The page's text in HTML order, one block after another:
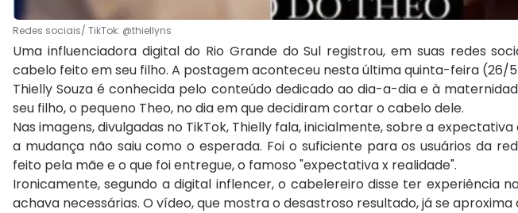
Redes sociais/ TikTok: @thiellyns
Uma influenciadora digital do Rio Grande do Sul registrou, em suas redes
cabelo feito em seu filho. A postagem aconteceu nesta última quinta-feira (26/
Thielly Souza é conhecida pelo conteúdo dedicado ao dia-a-dia e à
seu filho, o pequeno Theo, no dia em que decidiram cortar o cabelo dele.
Nas imagens, divulgadas no TikTok, Thielly fala, inicialmente, sobre a
a mudança não saiu como o esperada. Foi o suficiente para os usuários da
feito pela mãe e o que foi entregue, o famoso "expectativa x realidade".
Ironicamente, segundo a digital inflencer, o cabelereiro disse ter experiência
achava necessárias. O vídeo, que mostra o desastroso resultado, já se aproxima